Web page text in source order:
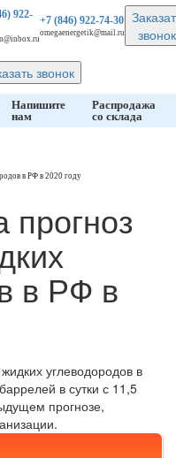
922-
+7 (846)922-74-30
omegaenergetik@mail.ru
звонок
звонок
Напишите
нам
Распродажа
со склада
в РФ в 2020 году
в РФ в
углеводородов в
в сутки с 11,5
прогнозе,